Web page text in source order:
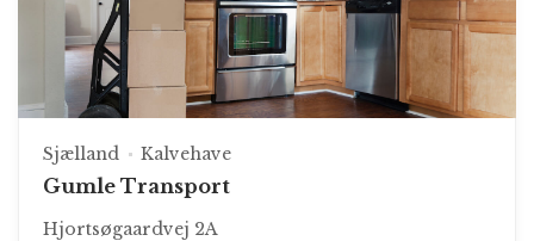
Sjælland Kalvehave
Gumle Transport
Hjortsøgaardvej 2A